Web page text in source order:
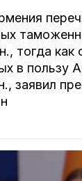
тогда
в пользу
заявил